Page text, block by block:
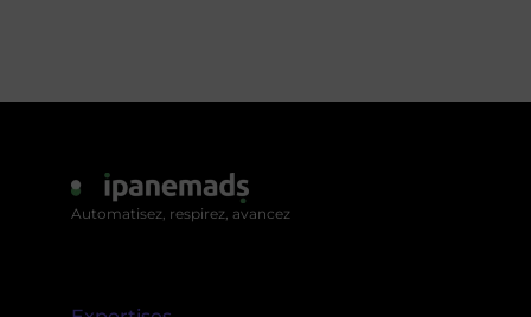
Automatisez, respirez, avancez